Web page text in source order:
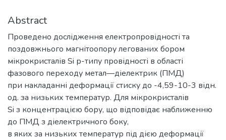
Abstract
Проведено дослідження електропровідності та
поздовжнього магнітоопору легованих бором
мікрокристалів Si р-типу провідності в області
фазового переходу метал—діелектрик (ПМД)
при накладанні деформації стиску до -4,59-10-3 відн.
од. за низьких температур. Для мікрокристалів
Si з концентрацією бору, що відповідає наближенню
до ПМД з діелектричного боку,
в яких за низьких температур під дією деформації